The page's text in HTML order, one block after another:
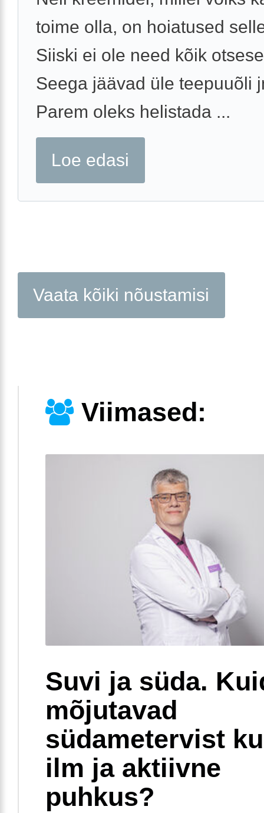
toime olla, on hoiatused
Siiski ei ole need kõik
Seega jäävad üle teepuuõli
Parem oleks helistada ...
Loe edasi
Vaata kõiki nõustamisi
Viimased:
Suvi ja süda.
mõjutavad
südametervist
ilm ja aktiivne
puhkus?